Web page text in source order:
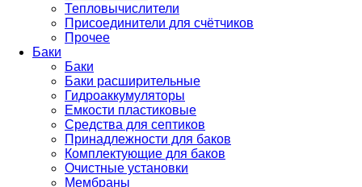
Тепловычислители
Присоединители для счётчиков
Прочее
Баки
Баки
Баки расширительные
Гидроаккумуляторы
Емкости пластиковые
Средства для септиков
Принадлежности для баков
Комплектующие для баков
Очистные установки
Мембраны